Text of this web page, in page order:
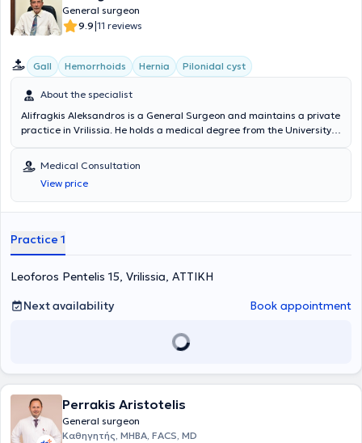
General surgeon
9.9|11 reviews
Gall Hemorrhoids Hernia Pilonidal cyst
About the specialist
Alifragkis Aleksandros is a General Surgeon and maintains a private
practice in Vrilissia. He holds a medical degree from the University
General Hospital "Sismanogleio" in Athens. The doctor specializes in
laparoscopic tissue suturing and has attended training seminars
organized by the Hellenic Surgical Society for several years. In his
private practice, he offers a wide range of services, tailored to the
Medical Consultation
View price
Practice 1
Leoforos Pentelis 15, Vrilissia, ΑΤΤΙΚΗ
Next availability
Book appointment
Perrakis Aristotelis
General surgeon
Καθηγητής, MHBA, FACS, MD